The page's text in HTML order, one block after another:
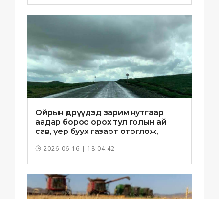
Ойрын өдрүүдэд зарим нутгаар
аадар бороо орох тул голын ай
сав, үер буух газарт отоглож,
2026-06-16 | 18:04:42